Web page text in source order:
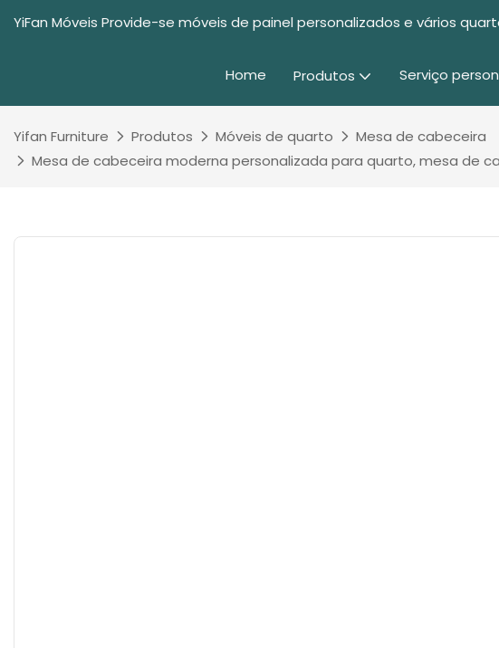
YiFan Móveis Provide-se móveis de painel personalizados e vários
Home Produtos Serviço
Yifan Furniture Produtos Móveis de quarto
Mesa de cabeceira
Mesa de cabeceira moderna personalizada para quarto, mesa de